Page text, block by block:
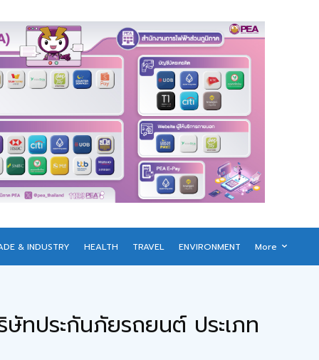
& INDUSTRY HEALTH TRAVEL ENVIRONMENT More
ทประกันภัยรถยนต์ ประเภท